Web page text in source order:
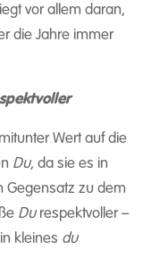
vor allem daran,
die Jahre immer
Wert auf die
Du, da sie es in
Gegensatz zu dem
Durespektvoller –
kleines du